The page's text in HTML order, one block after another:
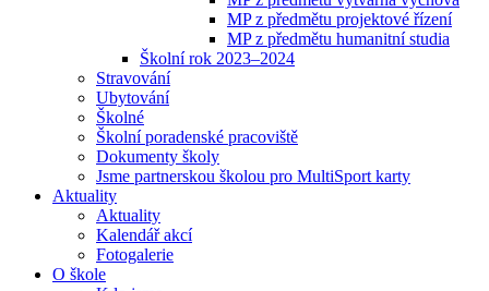
MP z předmětu projektové řízení
MP z předmětu humanitní studia
Školní rok 2023–2024
Stravování
Ubytování
Školné
Školní poradenské pracoviště
Dokumenty školy
Jsme partnerskou školou pro MultiSport karty
Aktuality
Aktuality
Kalendář akcí
Fotogalerie
O škole